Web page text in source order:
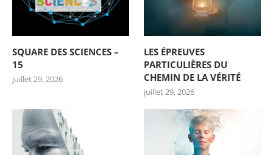
SQUARE DES SCIENCES –
15
juillet 29, 2026
LES ÉPREUVES
PARTICULIÈRES DU
CHEMIN DE LA VÉRITÉ
juillet 29, 2026